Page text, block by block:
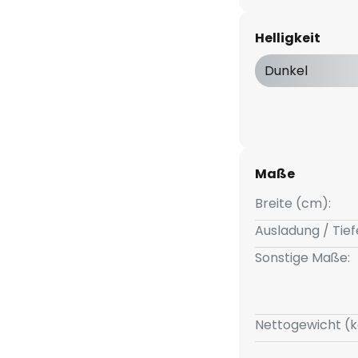
und von einer
Überzeugen kann der
dann auf moderatem
Helligkeit
Dunkel
Maße
Breite (cm):
Ausladung /
Sonstige Maße:
Nettogewicht